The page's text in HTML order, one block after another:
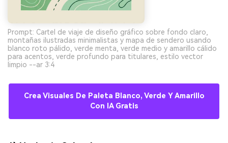
Prompt: Cartel de viaje de diseño gráfico sobre fondo claro,
montañas ilustradas minimalistas y mapa de sendero usando
blanco roto pálido, verde menta, verde medio y amarillo cálido
para acentos, verde profundo para titulares, estilo vector
limpio --ar 3:4
Crea Visuales De Paleta Blanco, Verde Y Amarillo
Con IA Gratis